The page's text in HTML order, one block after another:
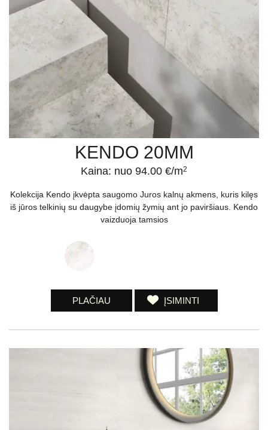
KENDO 20MM
Kaina: nuo 94.00 €/m2
Kolekcija Kendo įkvėpta saugomo Juros kalnų akmens, kuris kilęs
iš jūros telkinių su daugybe įdomių žymių ant jo paviršiaus. Kendo
vaizduoja tamsios
PLAČIAU ĮSIMINTI